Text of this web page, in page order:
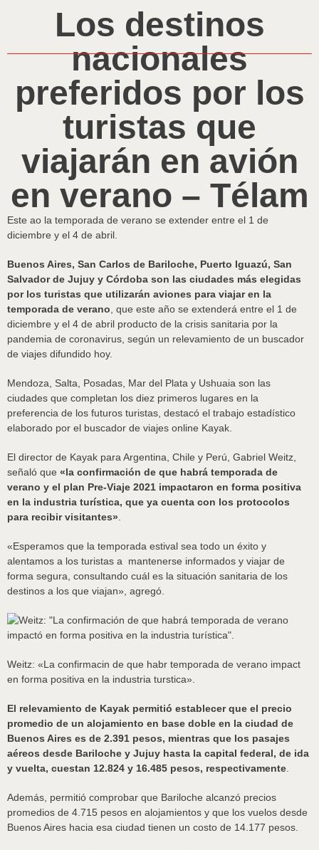
Los destinos
nacionales
preferidos por los
turistas que
viajarán en avión
en verano – Télam
Este ao la temporada de verano se extender entre el 1 de
diciembre y el 4 de abril.
Buenos Aires, San Carlos de Bariloche, Puerto Iguazú, San
Salvador de Jujuy y Córdoba son las ciudades más elegidas
por los turistas que utilizarán aviones para viajar en la
temporada de verano , que este año se extenderá entre el 1 de
diciembre y el 4 de abril producto de la crisis sanitaria por la
pandemia de coronavirus, según un relevamiento de un buscador
de viajes difundido hoy.
Mendoza, Salta, Posadas, Mar del Plata y Ushuaia son las
ciudades que completan los diez primeros lugares en la
preferencia de los futuros turistas, destacó el trabajo estadístico
elaborado por el buscador de viajes online Kayak.
El director de Kayak para Argentina, Chile y Perú, Gabriel Weitz,
señaló que «la confirmación de que habrá temporada de
verano y el plan Pre-Viaje 2021 impactaron en forma positiva
en la industria turística, que ya cuenta con los protocolos
para recibir visitantes»
«Esperamos que la temporada estival sea todo un éxito y
alentamos a los turistas a mantenerse informados y viajar de
forma segura, consultando cuál es la situación sanitaria de los
destinos a los que viajan», agregó.
Weitz: «La confirmacin de que habr temporada de verano impact
en forma positiva en la industria turstica».
El relevamiento de Kayak permitió establecer que el precio
promedio de un alojamiento en base doble en la ciudad de
Buenos Aires es de 2.391 pesos, mientras que los pasajes
aéreos desde Bariloche y Jujuy hasta la capital federal, de ida
y vuelta, cuestan 12.824 y 16.485 pesos, respectivamente
Además, permitió comprobar que Bariloche alcanzó precios
promedios de 4.715 pesos en alojamientos y que los vuelos desde
Buenos Aires hacia esa ciudad tienen un costo de 14.177 pesos.